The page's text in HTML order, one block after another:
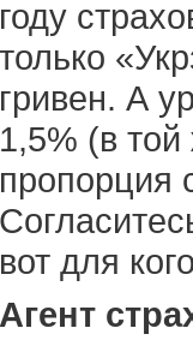
году
только
гривен. А
1,5% (в
пропорция
вот для
Агент